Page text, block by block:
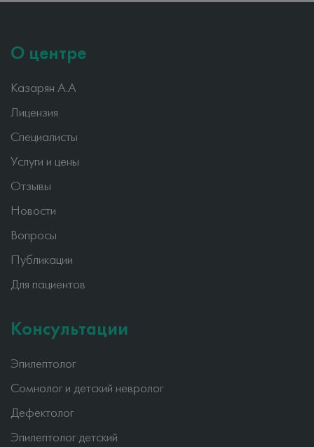
О центре
Казарян А.А
Лицензия
Специалисты
Услуги и цены
Отзывы
Новости
Вопросы
Публикации
Для пациентов
Консультации
Эпилептолог
Сомнолог и детский невролог
Дефектолог
Эпилептолог детский